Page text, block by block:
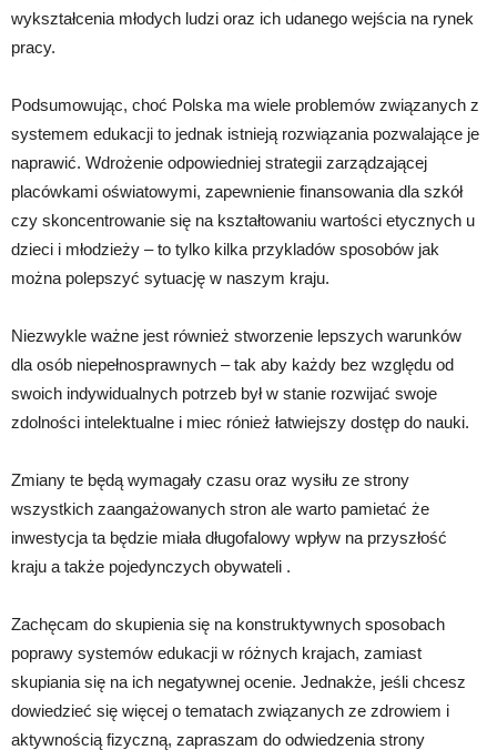
wykształcenia młodych ludzi oraz ich udanego wejścia na rynek
pracy.
Podsumowując, choć Polska ma wiele problemów związanych z
systemem edukacji to jednak istnieją rozwiązania pozwalające je
naprawić. Wdrożenie odpowiedniej strategii zarządzającej
placówkami oświatowymi, zapewnienie finansowania dla szkół
czy skoncentrowanie się na kształtowaniu wartości etycznych u
dzieci i młodzieży – to tylko kilka przykladów sposobów jak
można polepszyć sytuację w naszym kraju.
Niezwykle ważne jest również stworzenie lepszych warunków
dla osób niepełnosprawnych – tak aby każdy bez względu od
swoich indywidualnych potrzeb był w stanie rozwijać swoje
zdolności intelektualne i miec rónież łatwiejszy dostęp do nauki.
Zmiany te będą wymagały czasu oraz wysiłu ze strony
wszystkich zaangażowanych stron ale warto pamietać że
inwestycja ta będzie miała długofalowy wpływ na przyszłość
kraju a także pojedynczych obywateli .
Zachęcam do skupienia się na konstruktywnych sposobach
poprawy systemów edukacji w różnych krajach, zamiast
skupiania się na ich negatywnej ocenie. Jednakże, jeśli chcesz
dowiedzieć się więcej o tematach związanych ze zdrowiem i
aktywnością fizyczną, zapraszam do odwiedzenia strony